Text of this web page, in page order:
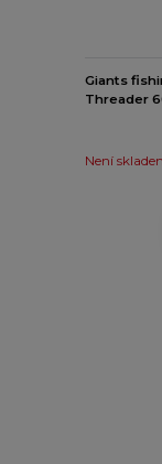
Giants
Threader
Není